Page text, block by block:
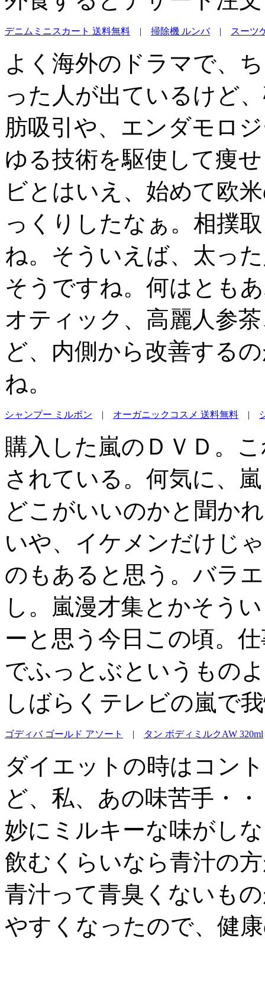
デニムミニスカート 送料無料 | 掃除機 ルンバ| スーツ
よく海外のドラマで、
った人が出ているけど
肪吸引や、エンダモロ
ゆる技術を駆使して痩
ビとはいえ、始めて欧
っくりしたなぁ。相撲
ね。そういえば、太っ
そうですね。何はとも
オティック、高麗人参
ど、内側から改善する
ね。
シャンプー ミルボン | オーガニックコスメ 送料無料 |
購入した嵐のＤＶＤ。
されている。何気に、
どこがいいのかと聞か
いや、イケメンだけじ
のもあると思う。バラ
し。嵐漫才集とかそう
ーと思う今日この頃。
でふっとぶというもの
しばらくテレビの嵐で
ゴディバ ゴールド アソート | タン ボディミルクAW 320ml
ダイエットの時はコン
ど、私、あの味苦手・
妙にミルキーな味がし
飲むくらいなら青汁の
青汁って青臭くないも
やすくなったので、健